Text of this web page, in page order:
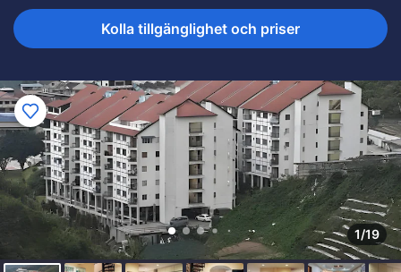
Kolla tillgänglighet och priser
1/19